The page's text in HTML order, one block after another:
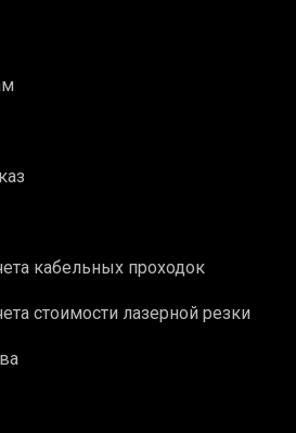
кабельных проходок
стоимости лазерной резки